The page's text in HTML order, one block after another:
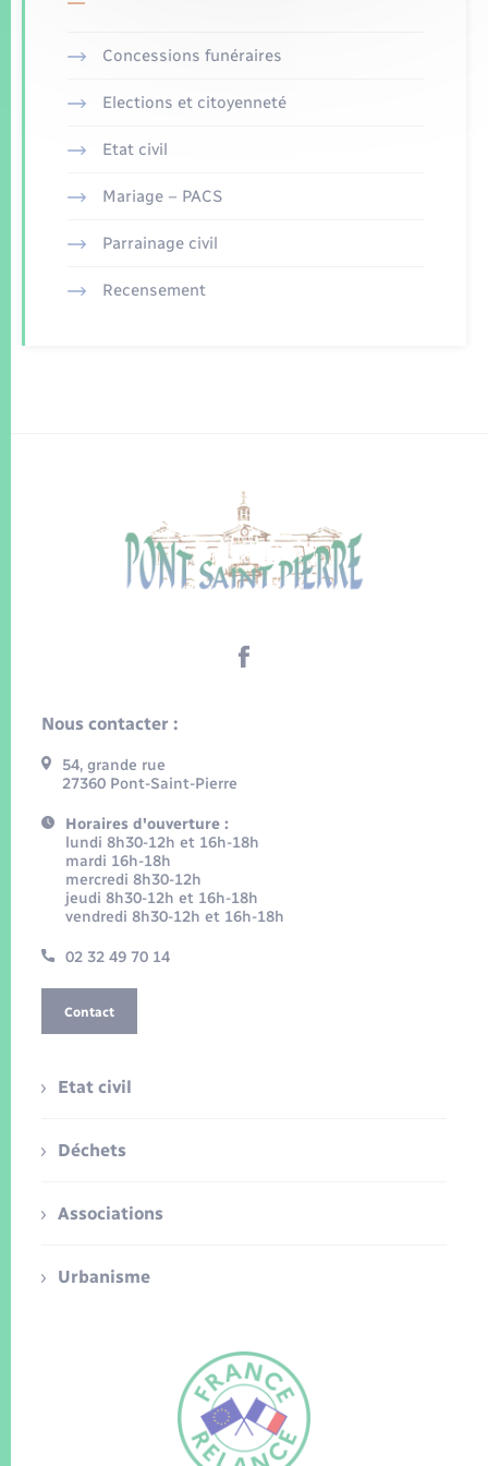
Concessions funéraires
Elections et citoyenneté
Etat civil
Mariage – PACS
Parrainage civil
Recensement
Nous contacter :
54, grande rue
27360 Pont-Saint-Pierre
Horaires d'ouverture :
lundi 8h30-12h et 16h-18h
mardi 16h-18h
mercredi 8h30-12h
jeudi 8h30-12h et 16h-18h
vendredi 8h30-12h et 16h-18h
02 32 49 70 14
Contact
Etat civil
Déchets
Associations
Urbanisme